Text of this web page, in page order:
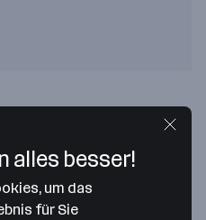
1
— Route berechnen
112 0
alles besser!
um das
für Sie